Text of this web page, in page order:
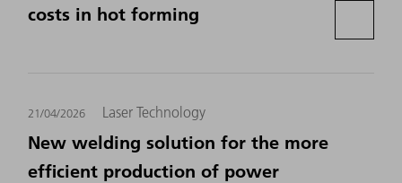
costs in hot forming
21/04/2026 Laser Technology
New welding solution for the more
efficient production of power